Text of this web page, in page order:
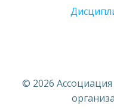
© 2026 Ассоциация